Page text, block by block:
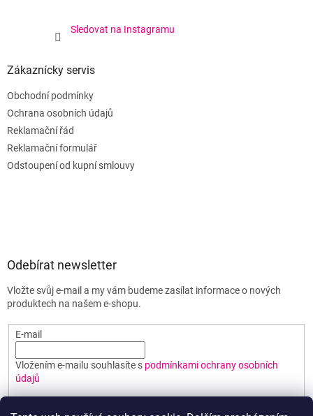
Sledovat na Instagramu
Zákaznícky servis
Obchodní podmínky
Ochrana osobních údajů
Reklamační řád
Reklamační formulář
Odstoupení od kupní smlouvy
Odebírat newsletter
Vložte svůj e-mail a my vám budeme zasílat informace o nových
produktech na našem e-shopu.
E-mail
Vložením e-mailu souhlasíte s podmínkami ochrany osobních
údajů
PŘIHLÁSIT SE